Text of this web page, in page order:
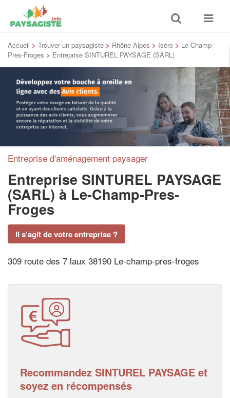
Toggle
search
Toggle
Accueil > Trouver un paysagiste > Rhône-Alpes > Isère > Le-Champ-
Pres-Froges > Entreprise SINTUREL PAYSAGE (SARL)
Entreprise d'aménagement paysager
Entreprise SINTUREL PAYSAGE
(SARL) à Le-Champ-Pres-
Froges
Il s'agit de votre entreprise ?
309 route des 7 laux 38190 Le-champ-pres-froges
Recommandez SINTUREL PAYSAGE et
soyez en récompensés